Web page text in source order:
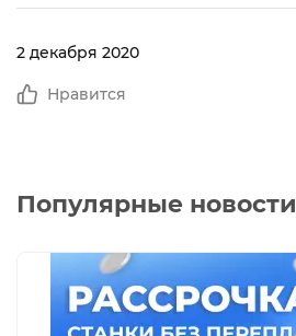
2 декабря 2020
Нравится
Популярные новости